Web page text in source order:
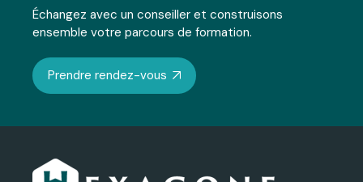
Échangez avec un conseiller et construisons
ensemble votre parcours de formation.
Prendre rendez-vous